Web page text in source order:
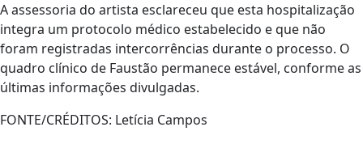
A assessoria do artista esclareceu que esta hospitalização
integra um protocolo médico estabelecido e que não
foram registradas intercorrências durante o processo. O
quadro clínico de Faustão permanece estável, conforme as
últimas informações divulgadas.
FONTE/CRÉDITOS: Letícia Campos